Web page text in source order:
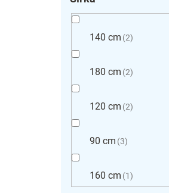
140 cm 2
180 cm 2
120 cm 2
90 cm 3
160 cm 1